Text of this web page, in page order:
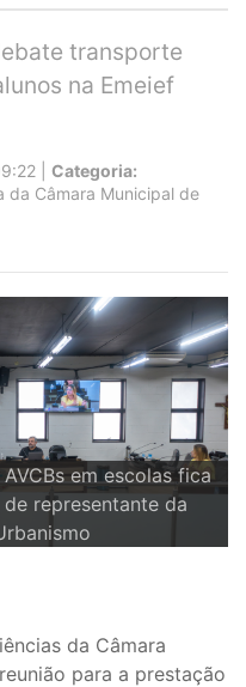
transporte
na Emeief
| Categoria:
da Câmara Municipal de
transporte escolar e
Alfredo Stahlberg
da Câmara
para a prestação